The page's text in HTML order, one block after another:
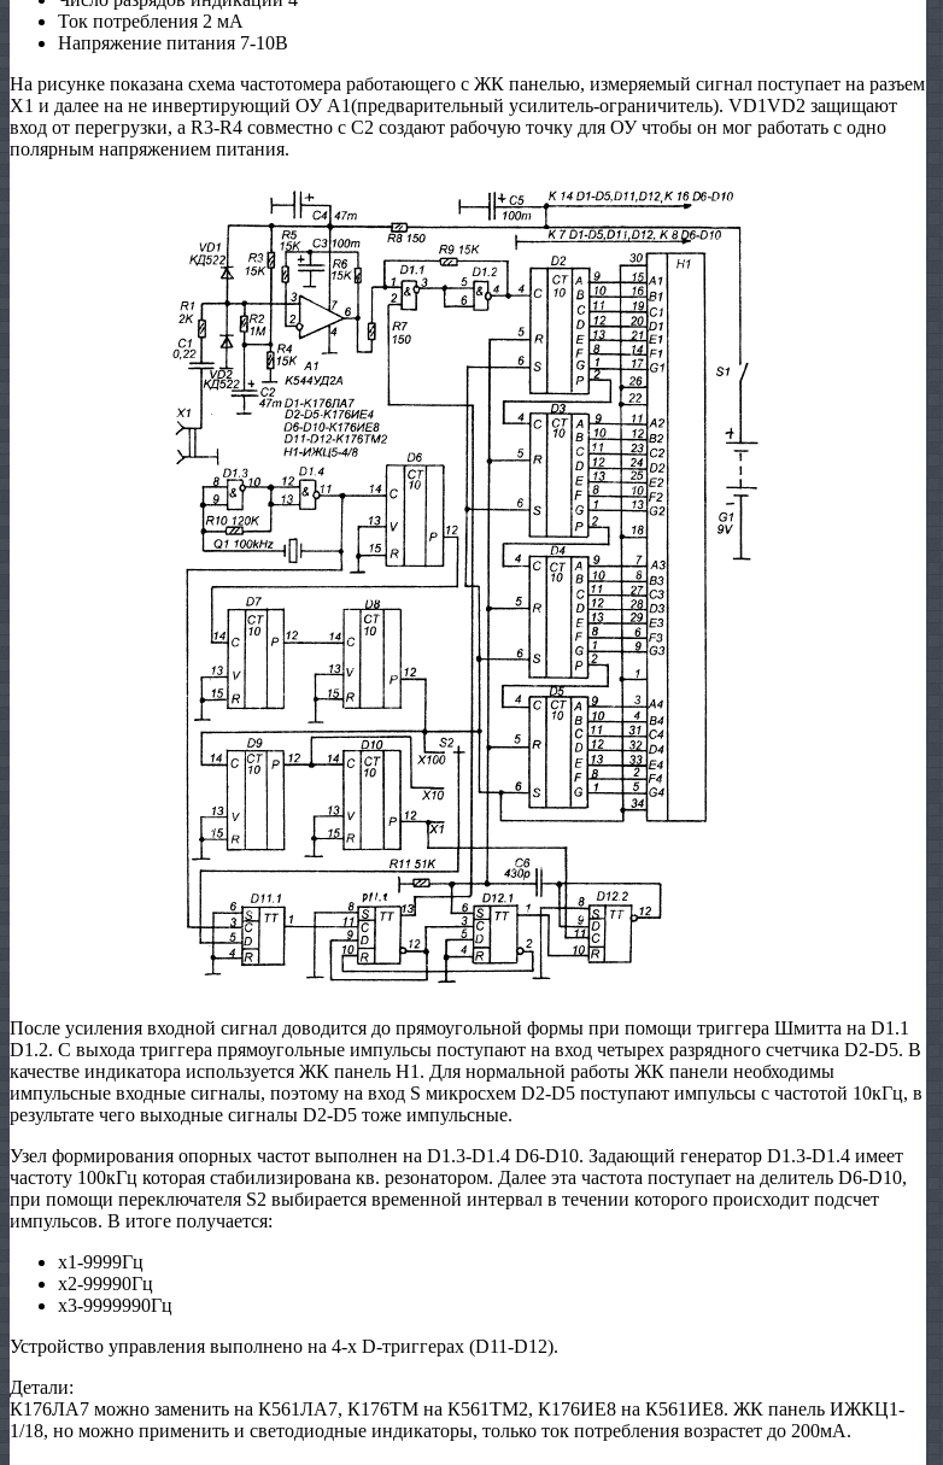
Ток потребления 2 мА
Напряжение питания 7-10В
На рисунке показана схема частотомера работающего с ЖК панелью, измеряемый сигнал поступает на разъем
Х1 и далее на не инвертирующий ОУ А1(предварительный усилитель-ограничитель). VD1VD2 защищают
вход от перегрузки, а R3-R4 совместно с С2 создают рабочую точку для ОУ чтобы он мог работать с одно
полярным напряжением питания.
После усиления входной сигнал доводится до прямоугольной формы при помощи триггера Шмитта на D1.1
D1.2. С выхода триггера прямоугольные импульсы поступают на вход четырех разрядного счетчика D2-D5. В
качестве индикатора используется ЖК панель Н1. Для нормальной работы ЖК панели необходимы
импульсные входные сигналы, поэтому на вход S микросхем D2-D5 поступают импульсы с частотой 10кГц, в
результате чего выходные сигналы D2-D5 тоже импульсные.
Узел формирования опорных частот выполнен на D1.3-D1.4 D6-D10. Задающий генератор D1.3-D1.4 имеет
частоту 100кГц которая стабилизирована кв. резонатором. Далее эта частота поступает на делитель D6-D10,
при помощи переключателя S2 выбирается временной интервал в течении которого происходит подсчет
импульсов. В итоге получается:
х1-9999Гц
х2-99990Гц
х3-9999990Гц
Устройство управления выполнено на 4-х D-триггерах (D11-D12).
Детали:
К176ЛА7 можно заменить на К561ЛА7, К176ТМ на К561ТМ2, К176ИЕ8 на К561ИЕ8. ЖК панель ИЖКЦ1-
1/18, но можно применить и светодиодные индикаторы, только ток потребления возрастет до 200мА.